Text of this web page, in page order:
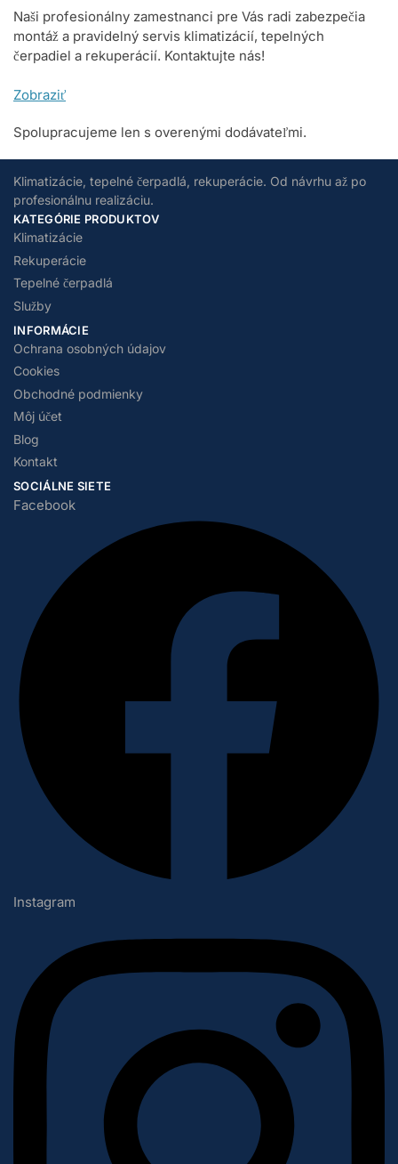
Naši profesionálny zamestnanci pre Vás radi zabezpečia
montáž a pravidelný servis klimatizácií, tepelných
čerpadiel a rekuperácií. Kontaktujte nás!
Zobraziť
Spolupracujeme len s overenými dodávateľmi.
Klimatizácie, tepelné čerpadlá, rekuperácie. Od návrhu až po
profesionálnu realizáciu.
KATEGÓRIE PRODUKTOV
Klimatizácie
Rekuperácie
Tepelné čerpadlá
Služby
INFORMÁCIE
Ochrana osobných údajov
Cookies
Obchodné podmienky
Môj účet
Blog
Kontakt
SOCIÁLNE SIETE
Facebook
Instagram